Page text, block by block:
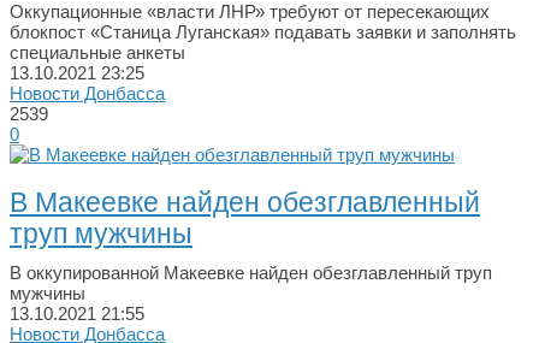
Оккупационные «власти ЛНР» требуют от пересекающих
блокпост «Станица Луганская» подавать заявки и заполнять
специальные анкеты
13.10.2021 23:25
Новости Донбасса
2539
0
В Макеевке найден обезглавленный
труп мужчины
В оккупированной Макеевке найден обезглавленный труп
мужчины
13.10.2021 21:55
Новости Донбасса